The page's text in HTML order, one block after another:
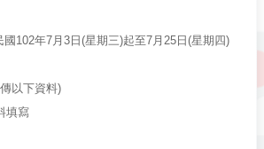
102年7月3日(星期三)起至7月25日(星期四)
以下資料)
寫